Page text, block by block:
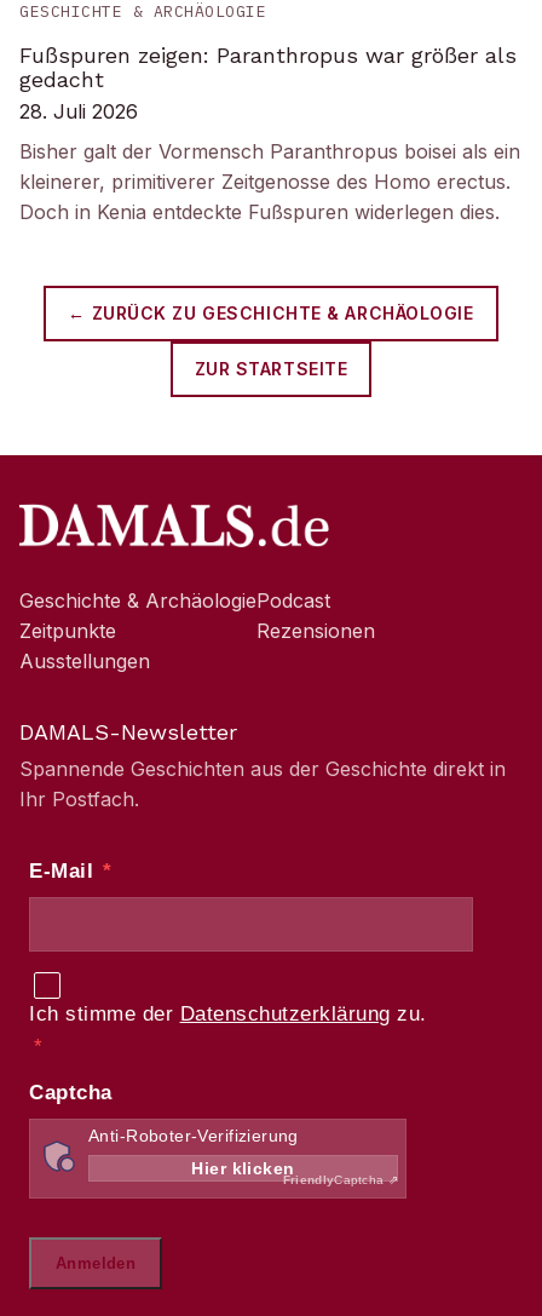
GESCHICHTE & ARCHÄOLOGIE
Fußspuren zeigen: Paranthropus war größer als
gedacht
28. Juli 2026
Bisher galt der Vormensch Paranthropus boisei als ein
kleinerer, primitiverer Zeitgenosse des Homo erectus.
Doch in Kenia entdeckte Fußspuren widerlegen dies.
← ZURÜCK ZU GESCHICHTE & ARCHÄOLOGIE
ZUR STARTSEITE
Geschichte & Archäologie
Zeitpunkte
Ausstellungen
Podcast
Rezensionen
DAMALS-Newsletter
Spannende Geschichten aus der Geschichte direkt in
Ihr Postfach.